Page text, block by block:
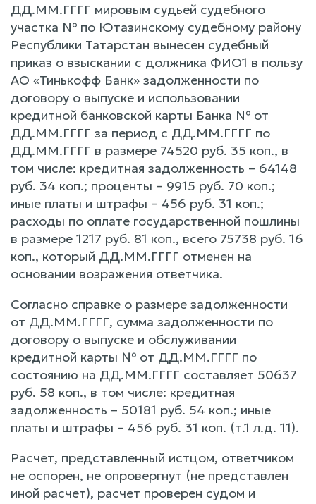
ДД.ММ.ГГГГ мировым судьей судебного
участка № по Ютазинскому судебному району
Республики Татарстан вынесен судебный
приказ о взыскании с должника ФИО1 в пользу
АО «Тинькофф Банк» задолженности по
договору о выпуске и использовании
кредитной банковской карты Банка № от
ДД.ММ.ГГГГ за период с ДД.ММ.ГГГГ по
ДД.ММ.ГГГГ в размере 74520 руб. 35 коп., в
том числе: кредитная задолженность – 64148
руб. 34 коп.; проценты – 9915 руб. 70 коп.;
иные платы и штрафы – 456 руб. 31 коп.;
расходы по оплате государственной пошлины
в размере 1217 руб. 81 коп., всего 75738 руб. 16
коп., который ДД.ММ.ГГГГ отменен на
основании возражения ответчика.
Согласно справке о размере задолженности
от ДД.ММ.ГГГГ, сумма задолженности по
договору о выпуске и обслуживании
кредитной карты № от ДД.ММ.ГГГГ по
состоянию на ДД.ММ.ГГГГ составляет 50637
руб. 58 коп., в том числе: кредитная
задолженность – 50181 руб. 54 коп.; иные
платы и штрафы – 456 руб. 31 коп. (т.1 л.д. 11).
Расчет, представленный истцом, ответчиком
не оспорен, не опровергнут (не представлен
иной расчет), расчет проверен судом и